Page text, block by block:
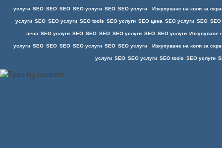
услуги SEO SEO SEO SEO услуги SEO SEO услуги Изкупуване на коли за
услуги SEO SEO услуги SEO tools SEO услуги SEO цена SEO услуги SEO SEO
цена SEO услуги SEO SEO SEO SEO услуги SEO SEO услуги Изкупуване
услуги SEO SEO SEO SEO услуги SEO SEO услуги Изкупуване на коли за
услуги SEO SEO услуги SEO tools SEO услуги